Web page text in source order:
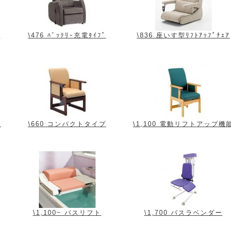
\476 ﾊﾞｯﾃﾘｰ充電ﾀｲﾌﾟ \836 座いす型ﾘﾌﾄｱｯﾌﾟﾁｪｱ
\660 コンパクトタイプ \1,100 電動リフトアップ機
\1,100~ バスリフト \1,700 バスラベンダー